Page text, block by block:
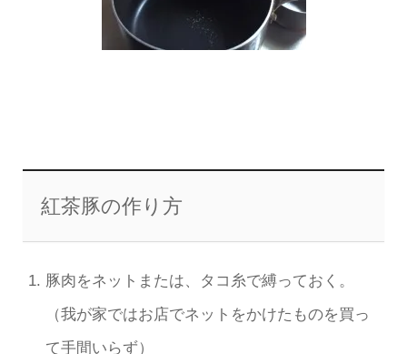
紅茶豚の作り方
豚肉をネットまたは、タコ糸で縛っておく。
（我が家ではお店でネットをかけたものを買っ
て手間いらず）